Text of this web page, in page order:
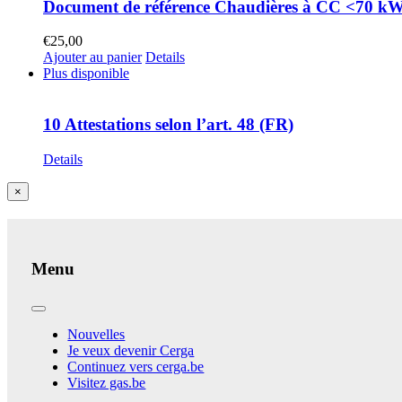
Document de référence Chaudières à CC <70
€25,00
Ajouter au panier Details
Plus disponible
10 Attestations selon l’art. 48 (FR)
Details
Close
product
×
Menu
Toggle
NavigationNouvelles
Je veux devenir Cerga
Continuez vers cerga.be
Visitez gas.be